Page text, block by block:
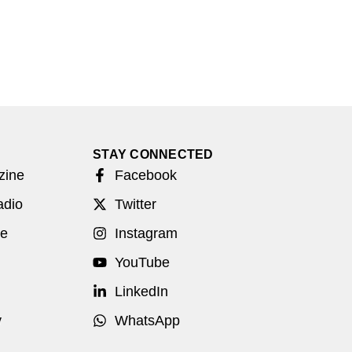
STAY CONNECTED
Facebook
Twitter
Instagram
YouTube
LinkedIn
WhatsApp